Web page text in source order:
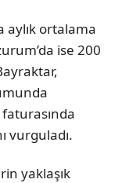
aylık ortalama
ise 200
vurguladı.
yaklaşık